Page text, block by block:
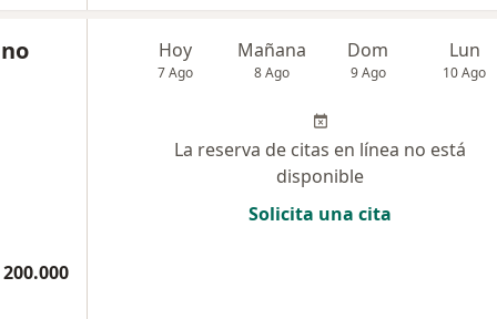
Hoy
7 Ago
Mañana
8 Ago
Dom
9 Ago
Lun
10 Ago
La reserva de citas en línea no está
disponible
Solicita una cita